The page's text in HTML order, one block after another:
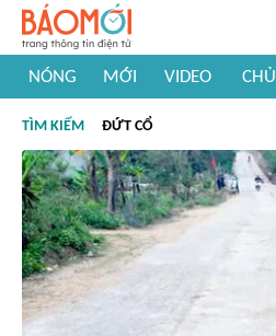
NÓNG MỚI VIDEO
#Khám phá thế giới
TÌM KIẾM ĐỨT CỔ